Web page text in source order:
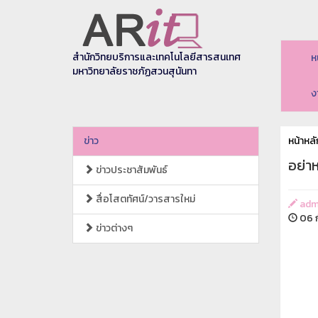
สำนักวิทยบริการและเทคโนโลยีสารสนเทศ
มหาวิทยาลัยราชภัฏสวนสุนันทา
ข่าว
ข่าวประชาสัมพันธ์
สื่อโสตทัศน์/วารสารใหม่
ข่าวต่างๆ
หน้าห
อย่า
06